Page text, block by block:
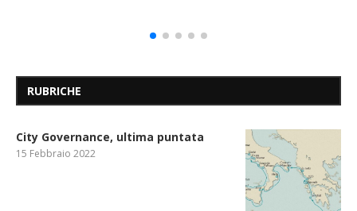
RUBRICHE
City Governance, ultima puntata
15 Febbraio 2022